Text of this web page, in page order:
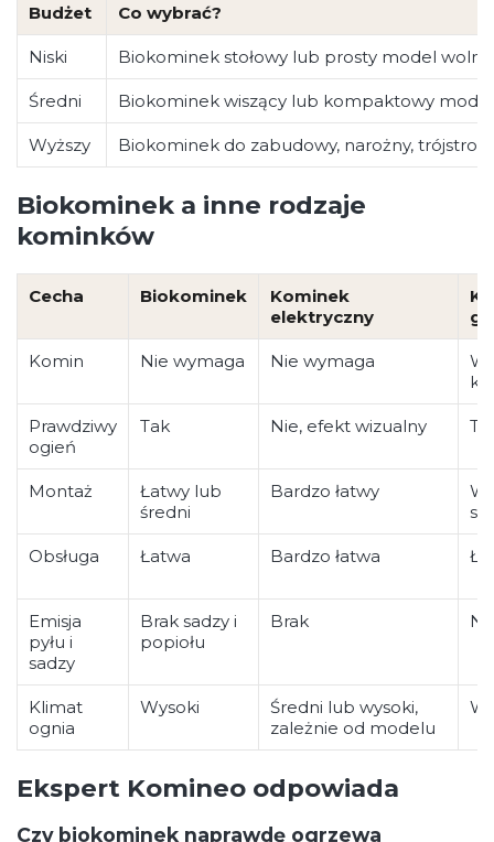
Budżet Co wybrać?
Niski Biokominek stołowy lub prosty model
Średni Biokominek wiszący lub kompaktowy
Wyższy Biokominek do zabudowy, narożny,
Biokominek a inne rodzaje
kominków
Cecha Biokominek
Kominek
elektryczny
Komin Nie wymaga Nie wymaga
Prawdziwy
ogień
Tak Nie, efekt wizualny
Montaż
Łatwy lub
średni
Bardzo łatwy
Obsługa Łatwa Bardzo łatwa
Emisja
pyłu i
sadzy
Brak sadzy i
popiołu
Brak
Klimat
ognia
Wysoki
Średni lub wysoki,
zależnie od modelu
Ekspert Komineo odpowiada
Czy biokominek naprawdę ogrzewa